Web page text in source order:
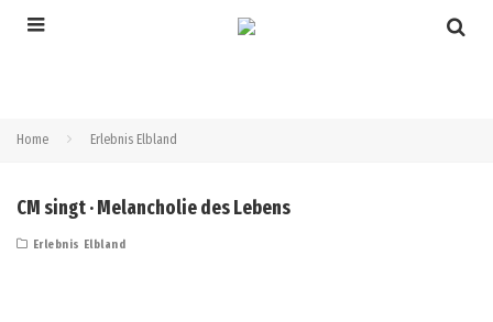
Home Erlebnis Elbland
CM singt · Melancholie des Lebens
Erlebnis Elbland